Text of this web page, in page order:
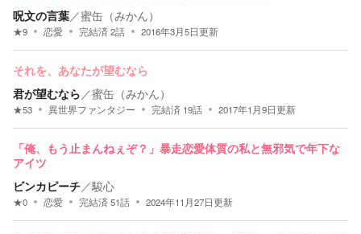
呪文の言葉／蜜缶（みかん）
★9 恋愛 完結済2話 2016年3月5日更新
それを、あなたが望むなら
君が望むなら ／蜜缶（みかん）
★53 異世界ファンタジー 完結済 19話 2017年1月9日更新
「俺、もう止まんねぇぞ？」暴走恋愛体質の私と無邪気で年下な
アイツ
ビンカピーチ／駿心
★0 恋愛 完結済51話 2024年11月27日更新